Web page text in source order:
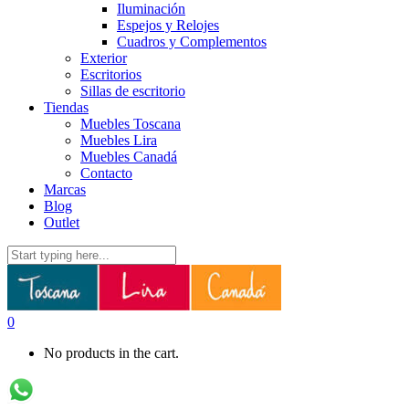
Iluminación
Espejos y Relojes
Cuadros y Complementos
Exterior
Escritorios
Sillas de escritorio
Tiendas
Muebles Toscana
Muebles Lira
Muebles Canadá
Contacto
Marcas
Blog
Outlet
0
No products in the cart.